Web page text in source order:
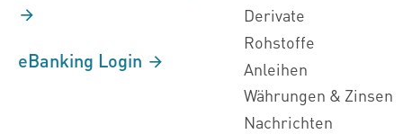
eBanking Login
Derivate
Rohstoffe
Anleihen
Währungen & Zinsen
Nachrichten